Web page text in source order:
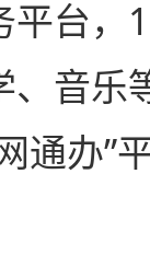
平台，
音乐
通办”